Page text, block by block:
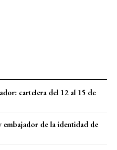
cartelera del 12 al 15 de
embajador de la identidad de